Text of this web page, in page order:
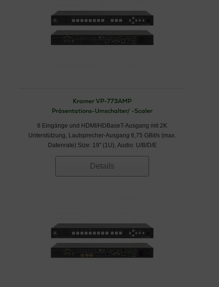
Kramer VP-773AMP
Präsentations-Umschalter/ -Scaler
8 Eingänge und HDMI/HDBaseT-Ausgang mit 2K
Unterstützung, Lautsprecher-Ausgang 6,75 GBit/s (max.
Datenrate) Size: 19'' (1U), Audio: U/B/D/E
Details